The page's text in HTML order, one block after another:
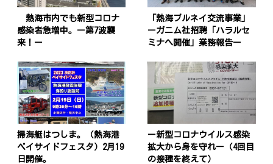
熱海市内でも新型コロナ
感染者急増中。ー第7波襲
来！ー
「熱海ブルネイ交流事業」
ーガニム社招聘「ハラルセ
ミナへ開催」業務報告ー
掃海艇はつしま。（熱海港
ベイサイドフェスタ）2月19
日開催。
ー新型コロナウイルス感染
拡大から身を守れー（4回目
の接種を終えて）